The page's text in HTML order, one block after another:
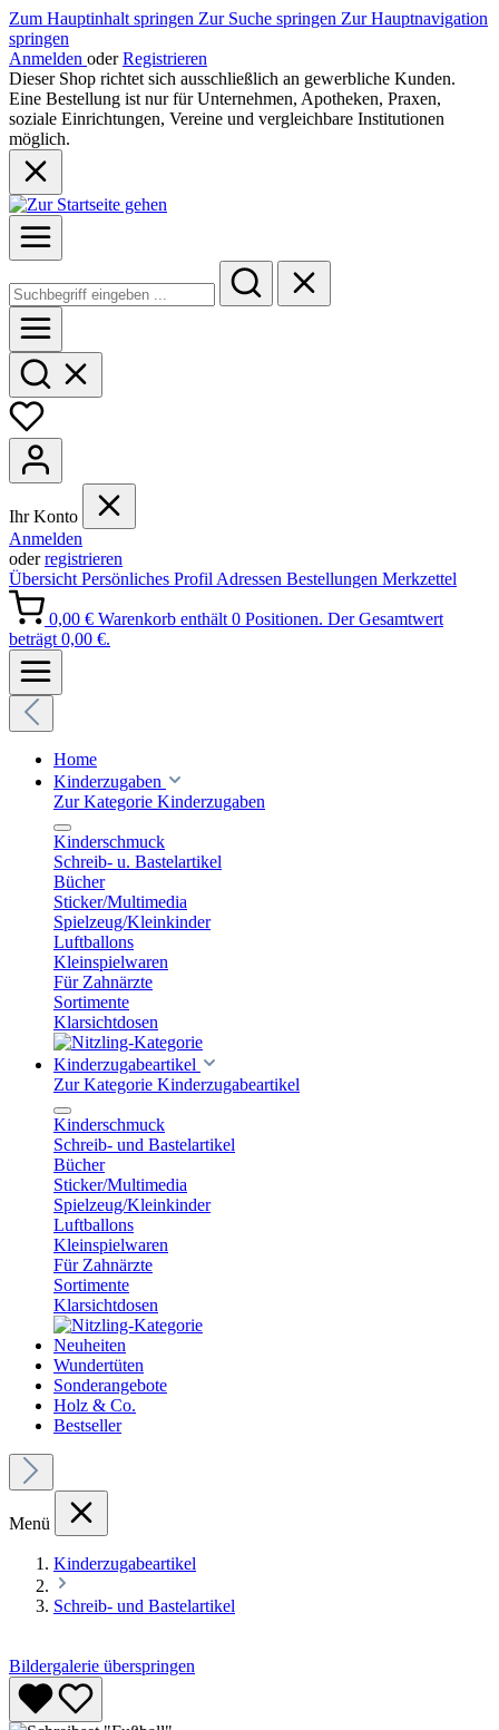
Zum Hauptinhalt springen Zur Suche springen Zur Hauptnavigation
springen
Anmelden oder Registrieren
Dieser Shop richtet sich ausschließlich an gewerbliche Kunden.
Eine Bestellung ist nur für Unternehmen, Apotheken, Praxen,
soziale Einrichtungen, Vereine und vergleichbare Institutionen
möglich.
Ihr Konto
Anmelden
oderregistrieren
Übersicht Persönliches Profil Adressen Bestellungen Merkzettel
0,00 € Warenkorb enthält 0 Positionen. Der Gesamtwert
beträgt 0,00 €.
Home
Kinderzugaben
Zur Kategorie Kinderzugaben
Kinderschmuck
Schreib- u. Bastelartikel
Bücher
Sticker/Multimedia
Spielzeug/Kleinkinder
Luftballons
Kleinspielwaren
Für Zahnärzte
Sortimente
Klarsichtdosen
Kinderzugabeartikel
Zur Kategorie Kinderzugabeartikel
Kinderschmuck
Schreib- und Bastelartikel
Bücher
Sticker/Multimedia
Spielzeug/Kleinkinder
Luftballons
Kleinspielwaren
Für Zahnärzte
Sortimente
Klarsichtdosen
Neuheiten
Wundertüten
Sonderangebote
Holz & Co.
Bestseller
Menü
Kinderzugabeartikel
Schreib- und Bastelartikel
Bildergalerie überspringen